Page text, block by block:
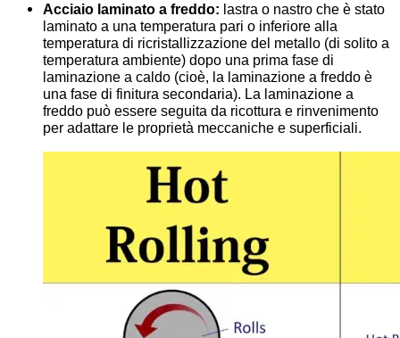
Acciaio laminato a freddo: lastra o nastro che è stato
laminato a una temperatura pari o inferiore alla
temperatura di ricristallizzazione del metallo (di solito a
temperatura ambiente) dopo una prima fase di
laminazione a caldo (cioè, la laminazione a freddo è
una fase di finitura secondaria). La laminazione a
freddo può essere seguita da ricottura e rinvenimento
per adattare le proprietà meccaniche e superficiali.